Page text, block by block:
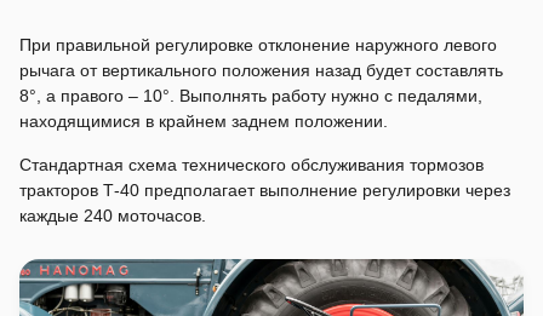
При правильной регулировке отклонение наружного левого
рычага от вертикального положения назад будет составлять
8°, а правого – 10°. Выполнять работу нужно с педалями,
находящимися в крайнем заднем положении.
Стандартная схема технического обслуживания тормозов
тракторов Т-40 предполагает выполнение регулировки через
каждые 240 моточасов.